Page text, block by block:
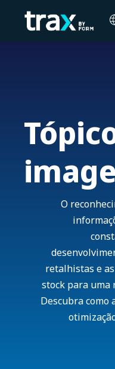
O
retalhistas e
stock para uma
Descubra como